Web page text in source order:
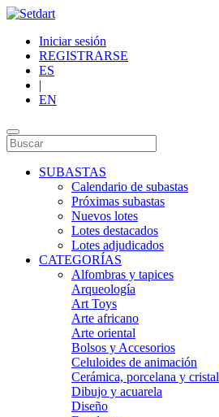
Iniciar sesión
REGISTRARSE
ES
|
EN
SUBASTAS
Calendario de subastas
Próximas subastas
Nuevos lotes
Lotes destacados
Lotes adjudicados
CATEGORÍAS
Alfombras y tapices
Arqueología
Art Toys
Arte africano
Arte oriental
Bolsos y Accesorios
Celuloides de animación
Cerámica, porcelana y cristal
Dibujo y acuarela
Diseño